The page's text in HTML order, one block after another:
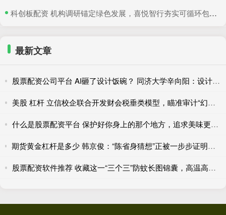
​科创板配资 机构调研锚定绿色发展，喜悦智行夯实可循环包装行业优势
最新文章
股票配资公司平台 AI砸了设计饭碗？ 同济大学辛向阳：设计教育该重视“落地”和跨学科
美股 杠杆 立信校企联合开发财会税垂类模型，瞄准审计“幻觉”和财报舞弊识别
什么是股票配资平台 保护好你身上的那个地方，追求美味更要注重健康！
期货黄金杠杆是多少 韩京俊：“陈省身猜想”正被一步步证明，有理由期待完全在本土培养出菲奖得主
股票配资软件推荐 收藏这一“三个三”防蚊长图锦囊，高温高湿季节莫让蚊虫“喜滋滋”